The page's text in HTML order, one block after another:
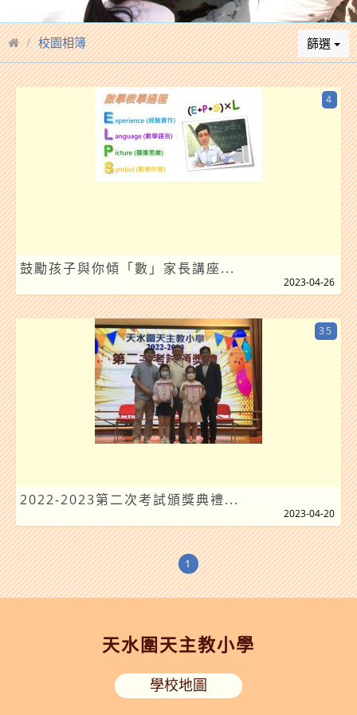
校園相簿 篩選
鼓勵孩子與你傾「數」家長講座...
4
2023-04-26
2022-2023第二次考試頒獎典禮...
35
2023-04-20
1
天水圍天主教小學
學校地圖